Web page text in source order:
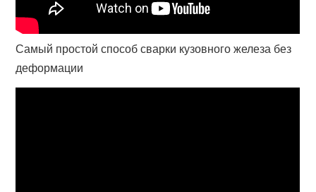
Самый простой способ сварки кузовного железа без
деформации